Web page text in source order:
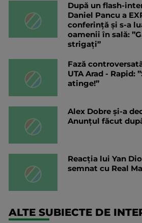
După un flash-
Daniel Pancu a
conferință și s-a
oamenii în sală:
strigați”
Fază
UTA Arad - Rapid:
atinge!”
Alex Dobre și-a
Anunțul făcut
Reacția lui Yan
semnat cu Real
ALTE SUBIECTE DE